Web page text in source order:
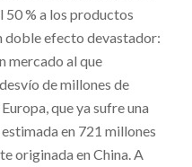
50 % a los productos
doble efecto devastador:
mercado al que
de millones de
que ya sufre una
en 721 millones
originada en China. A